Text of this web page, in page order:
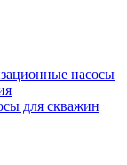
насосы
для скважин